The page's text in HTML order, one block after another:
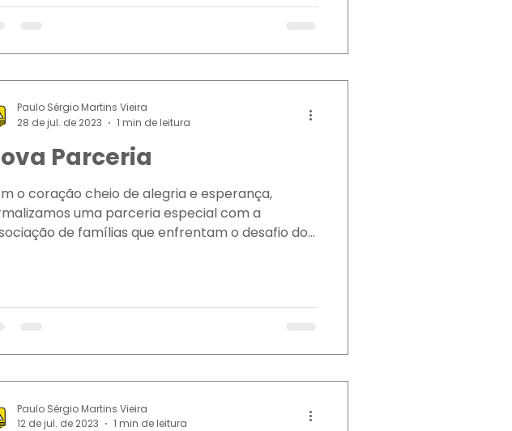
Parceria
o coração cheio de alegria e esperança,
uma parceria especial com a
de famílias que enfrentam o desafio do...
Paulo Sérgio Martins Vieira
28 de jul. de 2023
1 min de leitura
Paulo Sérgio Martins Vieira
12 de jul. de 2023
1 min de leitura